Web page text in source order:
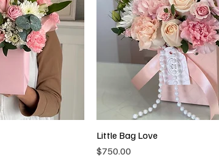
Little Bag Love
Precio
$750.00